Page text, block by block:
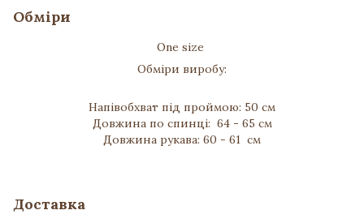
Обміри
One size
Обміри виробу:
Напівобхват під проймою: 50 см
Довжина по спинці: 64 - 65 см
Довжина рукава: 60 - 61 см
Доставка